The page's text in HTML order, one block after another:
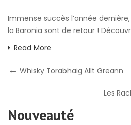
Immense succès l’année
la Baronia sont de retour !
Read More
Whisky Torabhaig Allt Greann
Les
Nouveauté